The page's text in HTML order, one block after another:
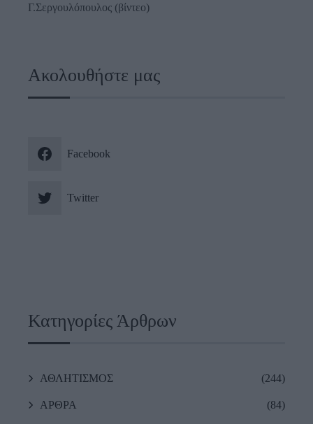
Γ.Σεργουλόπουλος (βίντεο)
Ακολουθήστε μας
Facebook
Twitter
Κατηγορίες Άρθρων
ΑΘΛΗΤΙΣΜΟΣ (244)
ΑΡΘΡΑ (84)